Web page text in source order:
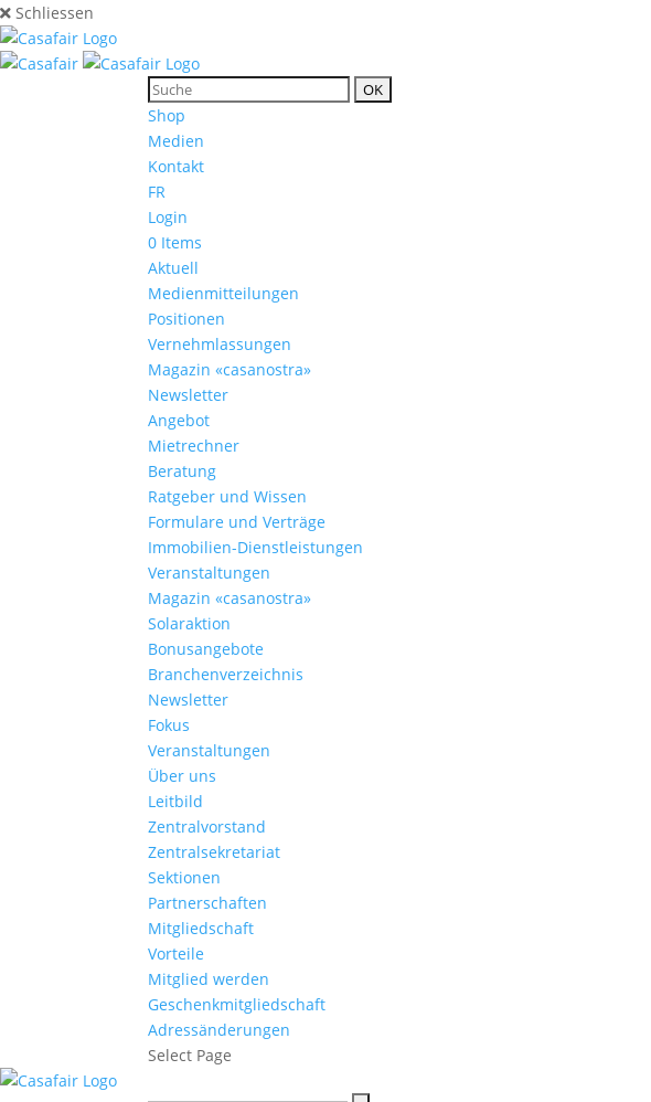
Schliessen
Shop
Medien
Kontakt
FR
Login
0 Items
Aktuell
Medienmitteilungen
Positionen
Vernehmlassungen
Magazin «casanostra»
Newsletter
Angebot
Mietrechner
Beratung
Ratgeber und Wissen
Formulare und Verträge
Immobilien-Dienstleistungen
Veranstaltungen
Magazin «casanostra»
Solaraktion
Bonusangebote
Branchenverzeichnis
Newsletter
Fokus
Veranstaltungen
Über uns
Leitbild
Zentralvorstand
Zentralsekretariat
Sektionen
Partnerschaften
Mitgliedschaft
Vorteile
Mitglied werden
Geschenkmitgliedschaft
Adressänderungen
Select Page